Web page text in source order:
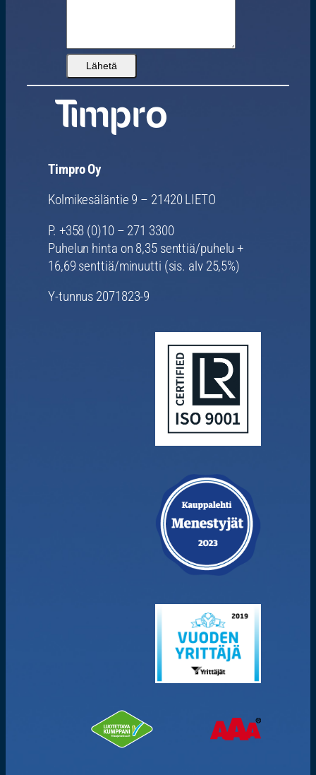
Timpro Oy
Kolmikesäläntie 9 – 21420 LIETO
P. +358 (0)10 – 271 3300
Puhelun hinta on 8,35 senttiä/puhelu +
16,69 senttiä/minuutti (sis. alv 25,5%)
Y-tunnus 2071823-9